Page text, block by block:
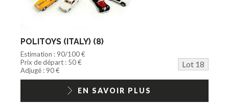
POLITOYS (ITALY) (8)
Estimation : 90/100 €
Prix de départ : 50 €
Lot 18
Adjugé : 90 €
EN SAVOIR PLUS